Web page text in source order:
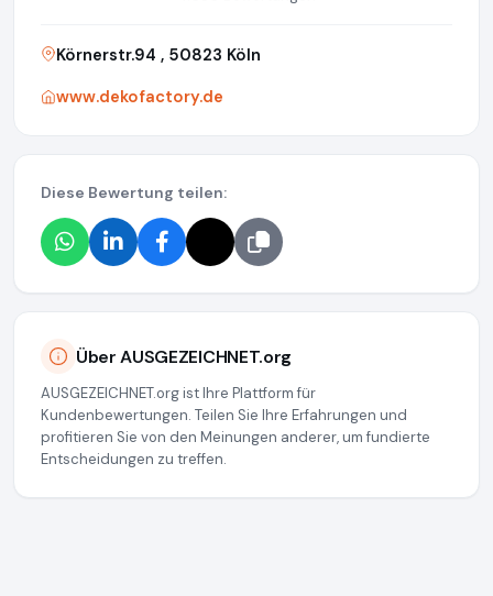
Körnerstr.94 , 50823 Köln
www.dekofactory.de
Diese Bewertung teilen:
Über AUSGEZEICHNET.org
AUSGEZEICHNET.org ist Ihre Plattform für
Kundenbewertungen. Teilen Sie Ihre Erfahrungen und
profitieren Sie von den Meinungen anderer, um fundierte
Entscheidungen zu treffen.